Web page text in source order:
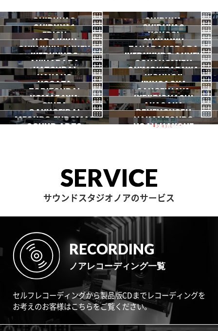
SHIBUYA3
渋谷3号
2026.07 OPEN
SHIBUYA
渋谷本店
SHIBUYA1
渋谷1号
SHIBUYA2
渋谷2号
EBISU
恵比寿
YOYOGI
代々木
HARAJUKU
原宿
SHINJUKU
新宿
SHINJUKU ANNEX
新宿ANNEX
TAKADANOBABA
高田馬場
IKEBUKURO
池袋
IKEBUKURO ANNEX
池袋ANNEX
AKIHABARA
秋葉原
OCHANOMIZU
御茶ノ水
HATSUDAI
初台
SHIMOKITAZAWA
下北沢
NAKANO
中野
KICHIJOJI
吉祥寺
NOGATA
野方
JIYUGAOKA
自由が丘
TORITSUDAI
都立大
SANGENJAYA
三軒茶屋
KOMAZAWA
駒沢
IKEJIRIOHASHI
池尻大橋
一時閉店中
GINZA
銀座
AKASAKA
赤坂
GAKUGEIDAI
学芸大
DENENCHOFU
田園調布
MEGURO FUDOMAE NAKAMEGURO
中目黒
SOUND ARTS NOAH HAKONE
SERVICE
サウンドスタジオノアのサービス
RECORDING
ノアレコーディング一覧
セルフレコーディングから製品版CDまでレコーディングを
お考えのお客様はこちらをご覧ください。